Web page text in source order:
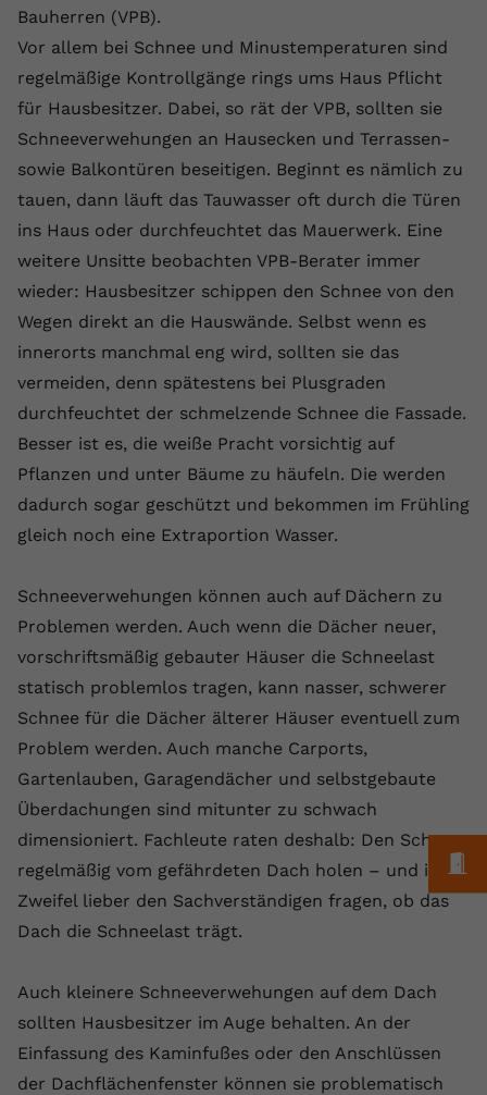
Bauherren (VPB).
Vor allem bei Schnee und Minustemperaturen sind
regelmäßige Kontrollgänge rings ums Haus Pflicht
für Hausbesitzer. Dabei, so rät der VPB, sollten sie
Schneeverwehungen an Hausecken und Terrassen-
sowie Balkontüren beseitigen. Beginnt es nämlich zu
tauen, dann läuft das Tauwasser oft durch die Türen
ins Haus oder durchfeuchtet das Mauerwerk. Eine
weitere Unsitte beobachten VPB-Berater immer
wieder: Hausbesitzer schippen den Schnee von den
Wegen direkt an die Hauswände. Selbst wenn es
innerorts manchmal eng wird, sollten sie das
vermeiden, denn spätestens bei Plusgraden
durchfeuchtet der schmelzende Schnee die Fassade.
Besser ist es, die weiße Pracht vorsichtig auf
Pflanzen und unter Bäume zu häufeln. Die werden
dadurch sogar geschützt und bekommen im Frühling
gleich noch eine Extraportion Wasser.
Schneeverwehungen können auch auf Dächern zu
Problemen werden. Auch wenn die Dächer neuer,
vorschriftsmäßig gebauter Häuser die Schneelast
statisch problemlos tragen, kann nasser, schwerer
Schnee für die Dächer älterer Häuser eventuell zum
Problem werden. Auch manche Carports,
Gartenlauben, Garagendächer und selbstgebaute
Überdachungen sind mitunter zu schwach
dimensioniert. Fachleute raten deshalb: Den Schnee
regelmäßig vom gefährdeten Dach holen – und im
Zweifel lieber den Sachverständigen fragen, ob das
Dach die Schneelast trägt.
Auch kleinere Schneeverwehungen auf dem Dach
sollten Hausbesitzer im Auge behalten. An der
Einfassung des Kaminfußes oder den Anschlüssen
der Dachflächenfenster können sie problematisch
Dieser Wert speichert Ihre Consent-
Einstellungen. Unter anderem eine
zufällig generierte ID, für die
vorgenommen Einstellungen, falls der
Webseiten-Betreiber dies eingestellt
hat.
Name fe_typo_user
Anbieter VPB.de
Laufzeit Session
Dieses Cookie wird verwendet, um die
Benutzereinstellungen zu ermöglichen.
Zweck
wiederzuerkennen und statistische
Informationen zur Nutzung der
Name _gcl au
Anbieter Google Ads
Laufzeit 90 Tage
Wird von Google Ads für das
Conversion-Tracking verwendet, um
Werbeklicks der Nutzung auf unserer
Website zuzuordnen.
Cookie-Informationen anzeigen
Externe Inhalte
Wir verwenden auf unserer Website externe Inhalte,
um Ihnen zusätzliche Informationen anzubieten.
Name
Anbieter vimeo.com
Laufzeit 2 Jahre
Zweck
Vimeo installiert dieses Cookie, um
Tracking-Informationen zu sammeln,
indem es eine eindeutige ID zum
Einbetten von Videos auf der Website
setzt.
Name CONSENT
Anbieter youtube.com
Zweck
YouTube setzt dieses Cookie über
eingebettete YouTube-Videos und
registriert anonyme statistische Daten.
Name yt-remote-device-id
Anbieter Youtube.com
Laufzeit Session
Zweck
YouTube setzt diesen Cookie, um die
Videopräferenzen des Benutzers zu
speichern, der eingebettete YouTube-
Videos verwendet.
yt.innertube::requests
Anbieter youtube.com
Cookie-Informationen anzeigen